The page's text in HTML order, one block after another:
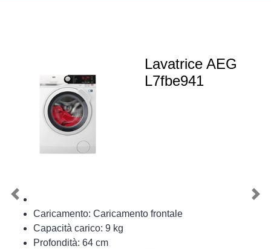
Lavatrice AEG
L7fbe941
Caricamento: Caricamento frontale
Capacità carico: 9 kg
Profondità: 64 cm
Previous